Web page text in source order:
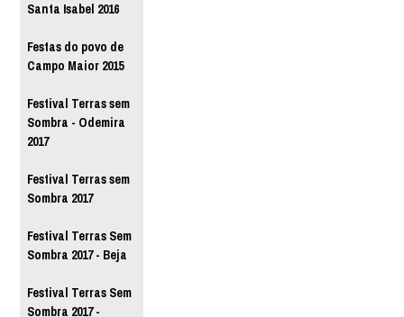
Santa Isabel 2016
Festas do povo de
Campo Maior 2015
Festival Terras sem
Sombra - Odemira
2017
Festival Terras sem
Sombra 2017
Festival Terras Sem
Sombra 2017 - Beja
Festival Terras Sem
Sombra 2017 -